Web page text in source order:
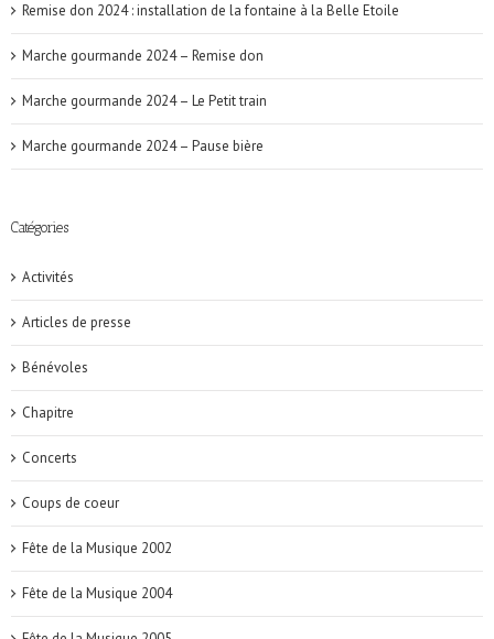
Remise don 2024 : installation de la fontaine à la Belle Etoile
Marche gourmande 2024 – Remise don
Marche gourmande 2024 – Le Petit train
Marche gourmande 2024 – Pause bière
Catégories
Activités
Articles de presse
Bénévoles
Chapitre
Concerts
Coups de coeur
Fête de la Musique 2002
Fête de la Musique 2004